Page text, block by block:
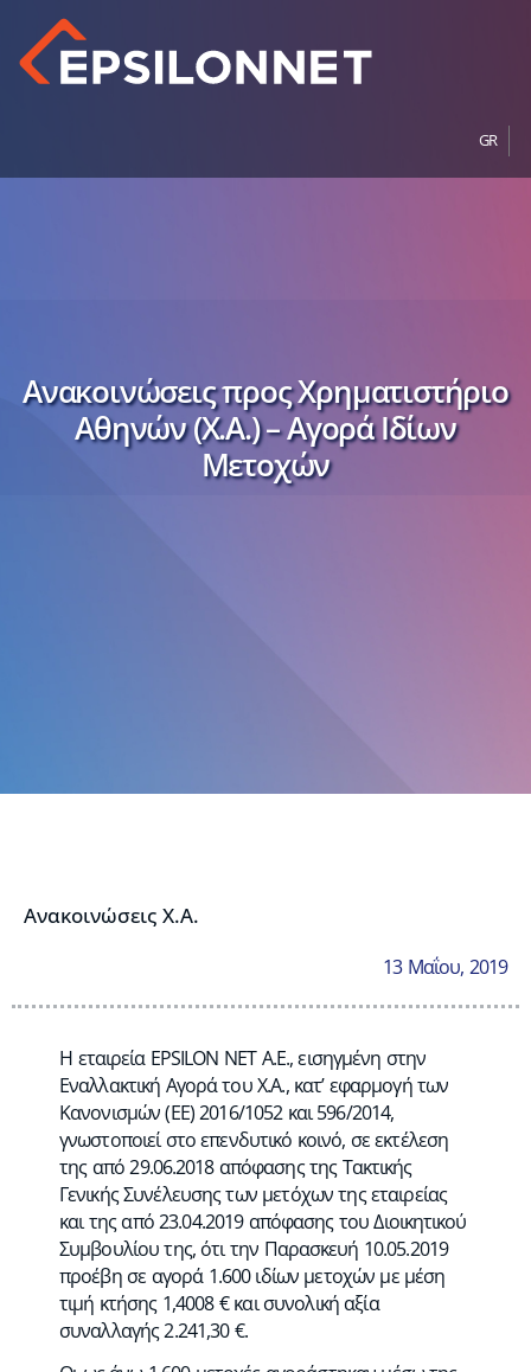
GR
Ανακοινώσεις προς Χρηματιστήριο
Αθηνών (Χ.Α.) – Αγορά Ιδίων
Μετοχών
Ανακοινώσεις Χ.Α.
13 Μαΐου, 2019
Η εταιρεία EPSILON NET Α.Ε., εισηγμένη στην
Εναλλακτική Αγορά του Χ.Α., κατ’ εφαρμογή των
Κανονισμών (ΕΕ) 2016/1052 και 596/2014,
γνωστοποιεί στο επενδυτικό κοινό, σε εκτέλεση
της από 29.06.2018 απόφασης της Τακτικής
Γενικής Συνέλευσης των μετόχων της εταιρείας
και της από 23.04.2019 απόφασης του Διοικητικού
Συμβουλίου της, ότι την Παρασκευή 10.05.2019
προέβη σε αγορά 1.600 ιδίων μετοχών με μέση
τιμή κτήσης 1,4008 € και συνολική αξία
συναλλαγής 2.241,30 €.